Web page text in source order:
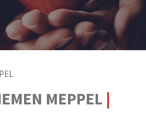
MEPPEL |